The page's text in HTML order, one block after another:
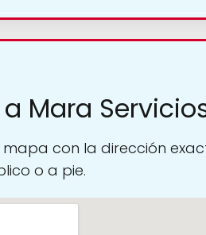
Mara
con la dirección
o a pie.